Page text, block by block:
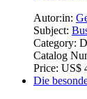
Autor:in:
Subject:
Category:
Catalog
Price: US$
Die